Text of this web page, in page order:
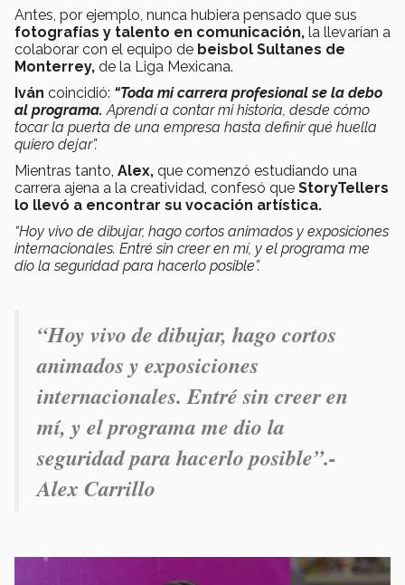
Antes, por ejemplo, nunca hubiera pensado que sus
fotografías y talento en comunicación, la llevarían a
colaborar con el equipo de beisbol Sultanes de
Monterrey, de la Liga Mexicana.
Iván coincidió: “Toda mi carrera profesional se la debo
al programa. Aprendí a contar mi historia, desde cómo
tocar la puerta de una empresa hasta definir qué huella
quiero dejar”.
Mientras tanto, Alex, que comenzó estudiando una
carrera ajena a la creatividad, confesó que StoryTellers
lo llevó a encontrar su vocación artística.
“Hoy vivo de dibujar, hago cortos animados y exposiciones
internacionales. Entré sin creer en mí, y el programa me
dio la seguridad para hacerlo posible”.
“Hoy vivo de dibujar, hago cortos
animados y exposiciones
internacionales. Entré sin creer en
mí, y el programa me dio la
seguridad para hacerlo posible”.-
Alex Carrillo